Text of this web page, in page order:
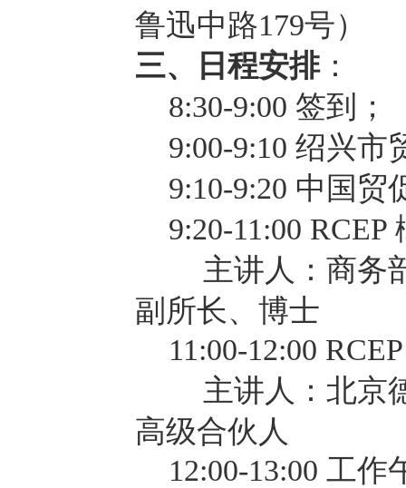
鲁迅中路179号）
三、日程安排：
8:30-9:00 签到；
9:00-9:10 绍兴
9:10-9:20 中国
9:20-11:00
主讲人：商务
副所长、博士
11:00-12:00
主讲人：北京
高级合伙人
12:00-13:00 工作